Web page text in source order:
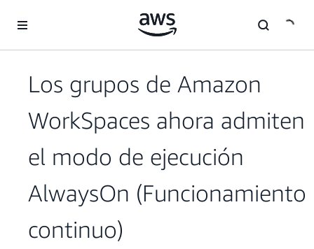
Los grupos de Amazon
WorkSpaces ahora admiten
el modo de ejecución
AlwaysOn (Funcionamiento
continuo)